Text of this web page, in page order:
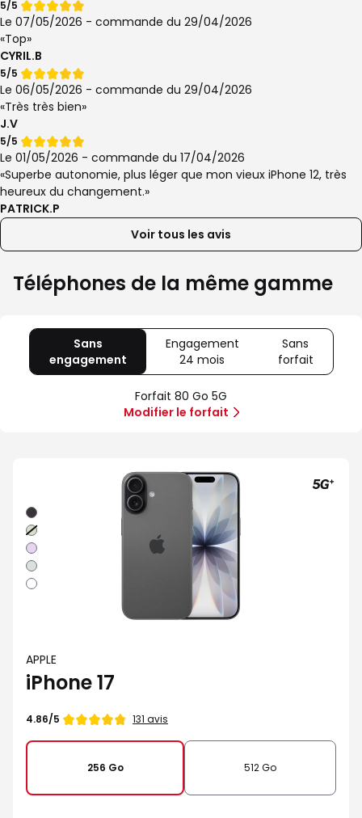
Note
de
5/5
Le 07/05/2026 - commande du 29/04/2026
Top
CYRIL.B
Note
de
5/5
Le 06/05/2026 - commande du 29/04/2026
Très très bien
J.V
Note
de
5/5
Le 01/05/2026 - commande du 17/04/2026
Superbe autonomie, plus léger que mon vieux iPhone 12, très
heureux du changement.
PATRICK.P
Voir tous les avis
Téléphones de la même gamme
Sans
engagement
80
Go
5G
Engagement
24 mois
Offre
spéciale
Illimité
Sans
forfait
Sans
Forfait 80 Go 5G
Modifier le forfait
Noir
Sauge
Lavande
Brume
Blanc
APPLE
iPhone 17
Note
4.86/5 131 avis
256 Go 512 Go